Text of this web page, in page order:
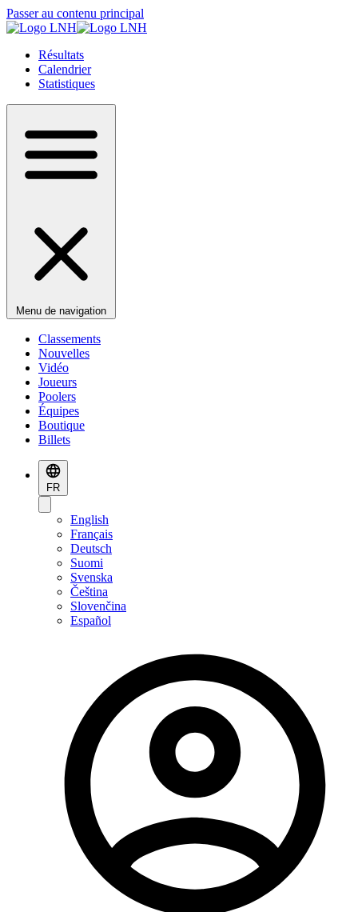
Passer au contenu principal
Résultats
Calendrier
Statistiques
Menu de navigation
Classements
Nouvelles
Vidéo
Joueurs
Poolers
Équipes
Boutique
Billets
FR
English
Français
Deutsch
Suomi
Svenska
Čeština
Slovenčina
Español